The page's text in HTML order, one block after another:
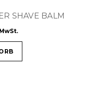
SHAVE BALM